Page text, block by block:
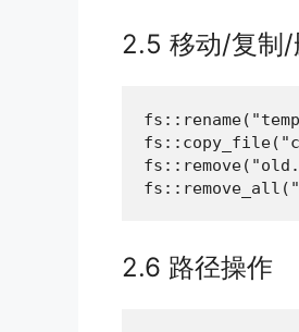
2.5 移动/复制/
2.6 路径操作